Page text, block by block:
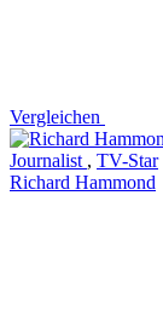
Vergleichen
Journalist , TV-Star
Richard Hammond